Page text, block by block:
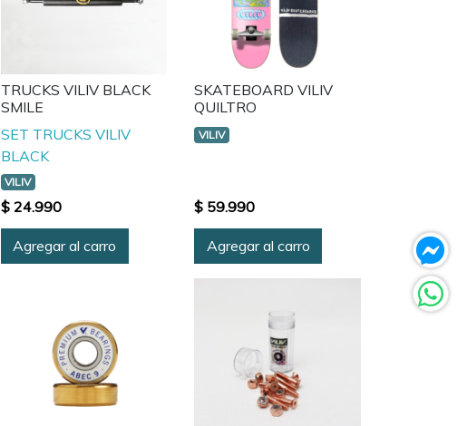
TRUCKS VILIV BLACK
SMILE
SET TRUCKS VILIV
BLACK
VILIV
$ 24.990
Agregar al carro
SKATEBOARD VILIV
QUILTRO
VILIV
$ 59.990
Agregar al carro